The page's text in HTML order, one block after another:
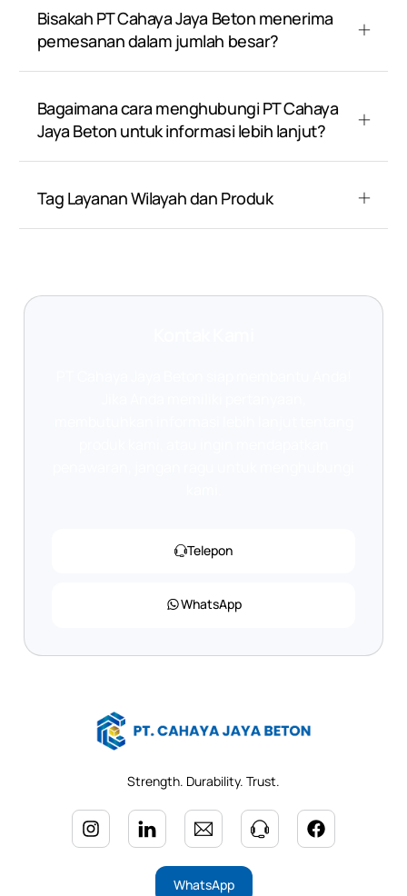
Bisakah PT Cahaya Jaya Beton menerima
pemesanan dalam jumlah besar?
Bagaimana cara menghubungi PT Cahaya
Jaya Beton untuk informasi lebih lanjut?
Tag Layanan Wilayah dan Produk
Telepon
WhatsApp
Strength. Durability. Trust.
WhatsApp